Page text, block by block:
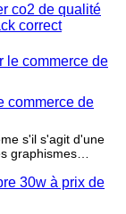
co2 de qualité
correct
commerce de
s'il s'agit d'une
graphismes